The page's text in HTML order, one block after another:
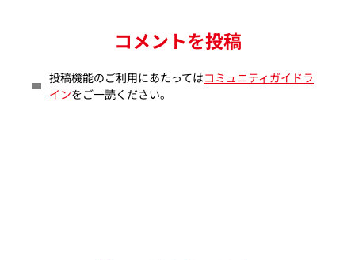
コメントを投稿
投稿機能のご利用にあたってはコミュニティガイドラ
インをご一読ください。